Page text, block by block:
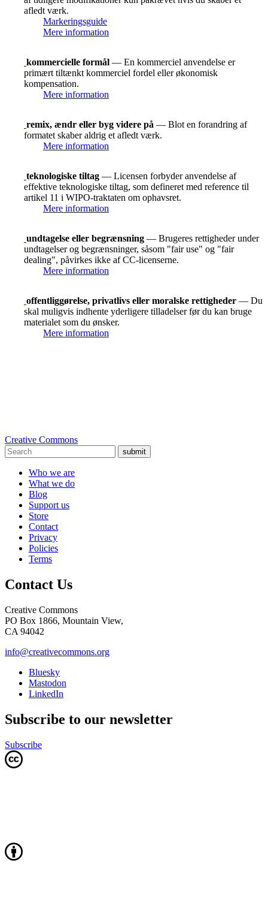
afledt værk.
Markeringsguide
Mere information
kommercielle formål — En kommerciel anvendelse er
primært tiltænkt kommerciel fordel eller økonomisk
kompensation.
Mere information
remix, ændr eller byg videre på — Blot en forandring af
formatet skaber aldrig et afledt værk.
Mere information
teknologiske tiltag — Licensen forbyder anvendelse af
effektive teknologiske tiltag, som defineret med reference til
artikel 11 i WIPO-traktaten om ophavsret.
Mere information
undtagelse eller begrænsning — Brugeres rettigheder under
undtagelser og begrænsninger, såsom "fair use" og "fair
dealing", påvirkes ikke af CC-licenserne.
Mere information
offentliggørelse, privatlivs eller moralske rettigheder — Du
skal muligvis indhente yderligere tilladelser før du kan bruge
materialet som du ønsker.
Mere information
Creative Commons
submit
Who we are
What we do
Blog
Support us
Store
Contact
Privacy
Policies
Terms
Contact Us
Creative Commons
PO Box 1866, Mountain View,
CA 94042
info@creativecommons.org
Bluesky
Mastodon
LinkedIn
Subscribe to our newsletter
Subscribe